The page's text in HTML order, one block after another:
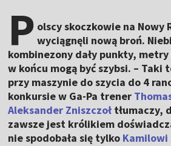
P olscy skoczkowie na Nowy
wyciągnęli nową broń.
kombinezony dały punkty,
w końcu mogą być szybsi. – Taki
przy maszynie do szycia do 4
konkursie w Ga-Pa trener
Aleksander Zniszczołtłumaczy,
zawsze jest królikiem
nie spodobała się tylko Kamilowi